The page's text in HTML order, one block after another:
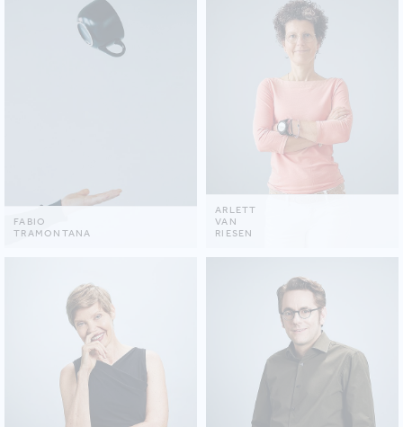
FABIO
TRAMONTANA
ARLETT
VAN
RIESEN